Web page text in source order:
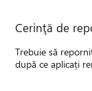
Cerinţă de
Trebuie să
după ce aplicați